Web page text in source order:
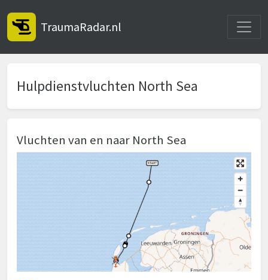
TraumaRadar.nl
Hulpdienstvluchten North Sea
Vluchten van en naar North Sea